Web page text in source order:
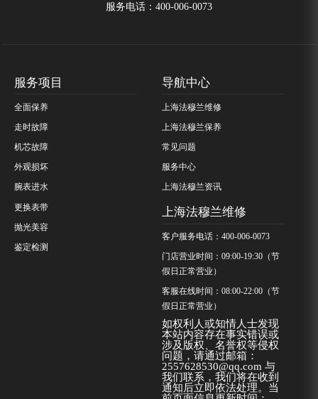
服务电话： 400-006-0073
服务项目
全面保养
走时故障
机芯故障
外观损坏
腕表进水
更换表带
抛光美容
鉴定检测
导航中心
上海法穆兰维修
上海法穆兰保养
常见问题
服务中心
上海法穆兰资讯
上海法穆兰维修
客户服务电话：400-006-0073
门店营业时间：09:00-19:30（节
假日正常营业）
客服在线时间：08:00-22:00（节
假日正常营业）
如权利人或知情人士发现
本站内容存在事实错误或
涉及版权、名誉权等侵权
问题，请通过邮箱：
2557628530@qq.com 与
我们联系，我们将在收到
通知后立即依法处理。当